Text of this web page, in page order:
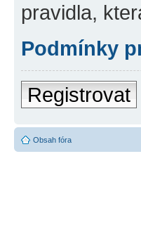
pravidla,
Podmínky
Registrovat
Obsah fóra